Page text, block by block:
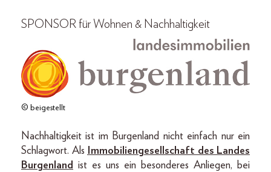
SPONSOR für Wohnen & Nachhaltigkeit
© beigestellt
Nachhaltigkeit ist im Burgenland nicht einfach nur ein
Schlagwort. Als
Immobiliengesellschaft des Landes
Burgenland
ist es uns ein besonderes Anliegen, bei